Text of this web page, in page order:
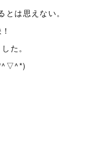
は思えない。
た。